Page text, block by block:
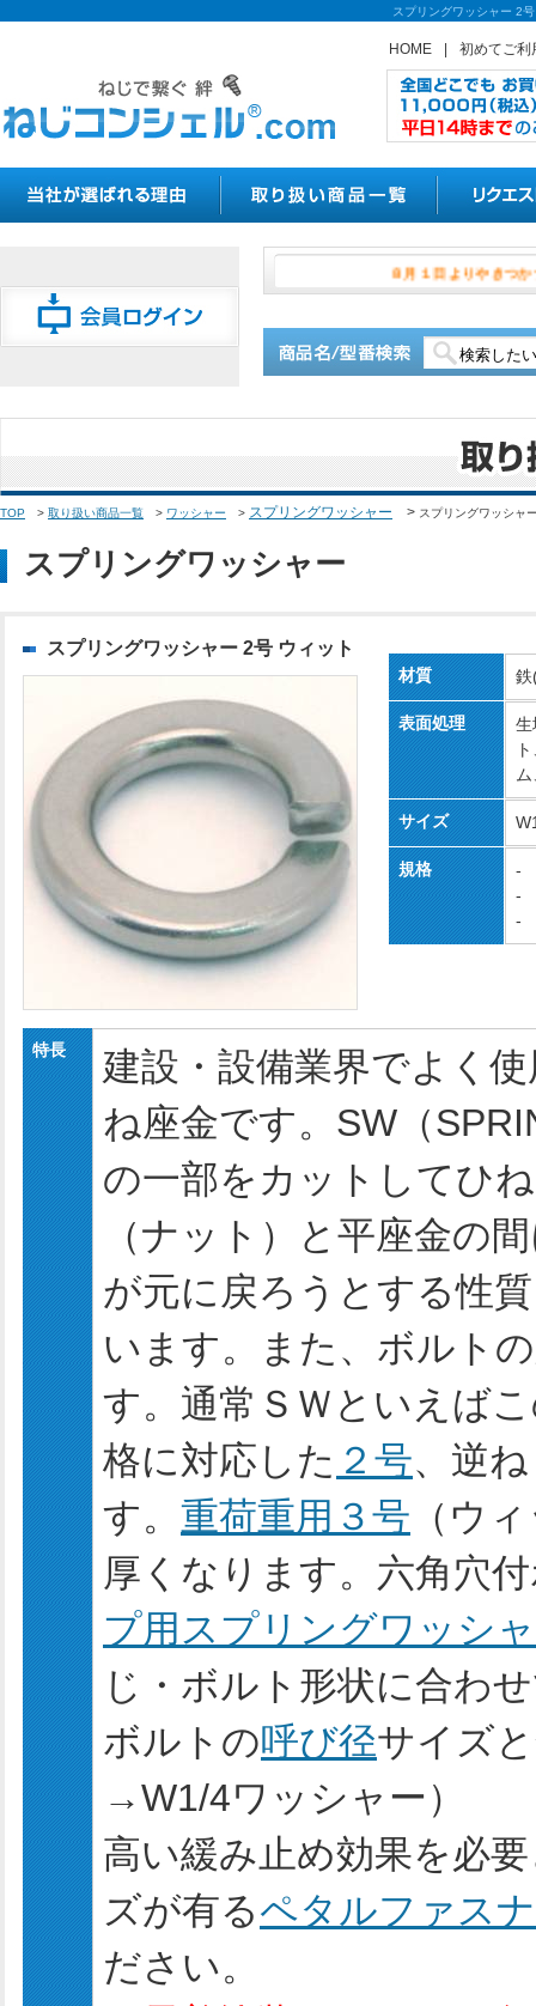
スプリングワッシャー 2
HOME 初めてご利
８月１日
TOP > 取り扱い商品一覧 > ワッシャー > スプリングワッシャー > スプリングワッシャ
スプリングワッシャー
スプリングワッシャー 2号 ウィット
材質 鉄
表面処理
生
サイズ
規格
-
-
-
特長
建設・設備業界でよく
ね座金です。SW（
の一部をカットしてひ
（ナット）と平座金の
が元に戻ろうとする性
います。また、ボルト
す。通常ＳＷといえば
格に対応した ２号、逆
す。 重荷重用３号 （ウ
厚くなります。六角穴
プ用スプリングワッシ
じ・ボルト形状に合わ
ボルトの呼び径サイズ
→W1/4ワッシャー）
高い緩み止め効果を必
ズが有るペタルファス
ださい。